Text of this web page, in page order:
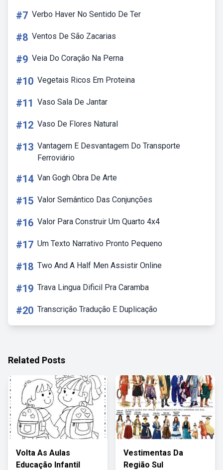
#7 Verbo Haver No Sentido De Ter
#8 Ventos De São Zacarias
#9 Veia Do Coração Na Perna
#10 Vegetais Ricos Em Proteina
#11 Vaso Sala De Jantar
#12 Vaso De Flores Natural
#13 Vantagem E Desvantagem Do Transporte
Ferroviário
#14 Van Gogh Obra De Arte
#15 Valor Semântico Das Conjunções
#16 Valor Para Construir Um Quarto 4x4
#17 Um Texto Narrativo Pronto Pequeno
#18 Two And A Half Men Assistir Online
#19 Trava Lingua Dificil Pra Caramba
#20 Transcrição Tradução E Duplicação
Related Posts
Volta As Aulas
Educação Infantil
Vestimentas Da
Região Sul